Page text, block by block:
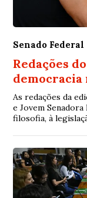
Senado Federal
Redações
democracia
As redações da
e Jovem
filosofia, à